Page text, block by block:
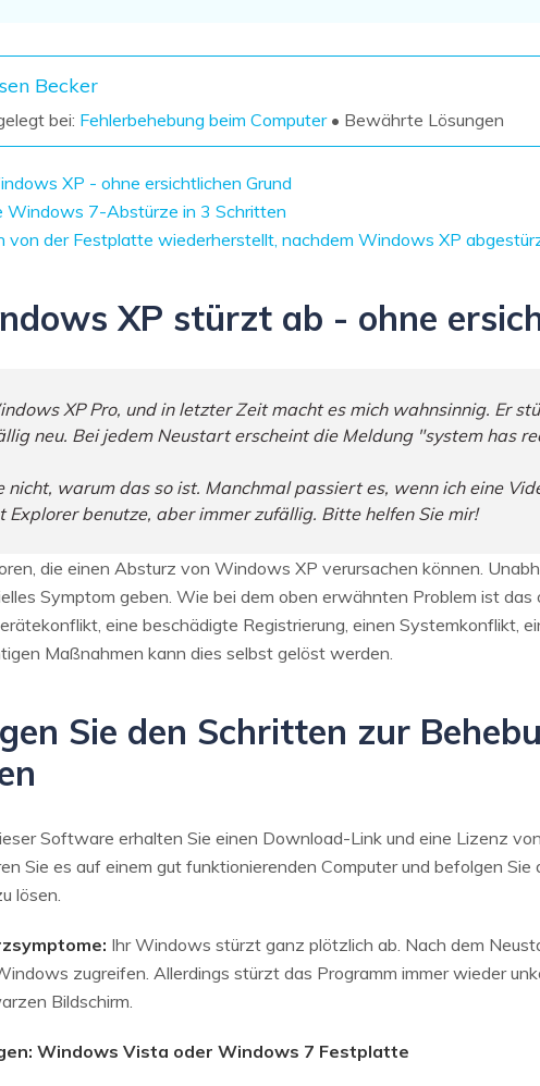
Neu
Email-
Wiederherstellung
PDF-
Becker
bei: Fehlerbehebung beim Computer• Bewährte Lösungen
XP - ohne ersichtlichen Grund
Windows 7-Abstürze in 3 Schritten
von der Festplatte wiederherstellt, nachdem Windows XP
XP stürzt ab - ohne
XP Pro, und in letzter Zeit macht es mich wahnsinnig. Er
neu. Bei jedem Neustart erscheint die Meldung "system has
nicht, warum das so ist. Manchmal passiert es, wenn ich eine
Explorer benutze, aber immer zufällig. Bitte helfen Sie mir!
die einen Absturz von Windows XP verursachen können.
Symptom geben. Wie bei dem oben erwähnten Problem ist
eine beschädigte Registrierung, einen Systemkonflikt,
Maßnahmen kann dies selbst gelöst werden.
Sie den Schritten zur
Software erhalten Sie einen Download-Link und eine Lizenz
Sie es auf einem gut funktionierenden Computer und befolgen
lösen.
Ihr Windows stürzt ganz plötzlich ab. Nach dem
zugreifen. Allerdings stürzt das Programm immer wieder
Bildschirm.
Windows Vista oder Windows 7 Festplatte